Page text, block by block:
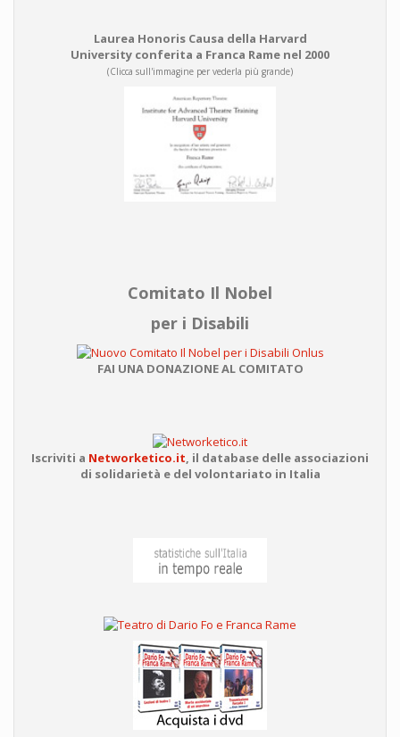
Laurea Honoris Causa della Harvard
University conferita a Franca Rame nel 2000
(Clicca sull'immagine per vederla più grande)
Comitato Il Nobel
per i Disabili
FAI UNA DONAZIONE AL COMITATO
Iscriviti a Networketico.it, il database delle associazioni
di solidarietà e del volontariato in Italia